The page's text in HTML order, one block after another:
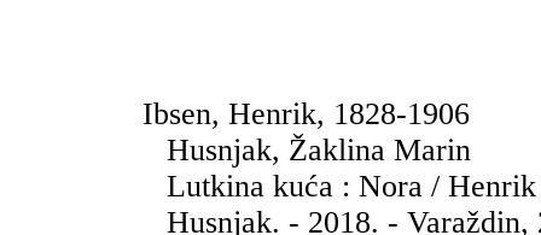
Ibsen, Henrik, 1828-1906
Husnjak, Žaklina Marin
Lutkina kuća : Nora /
Husnjak. - 2018. - Varaždin,